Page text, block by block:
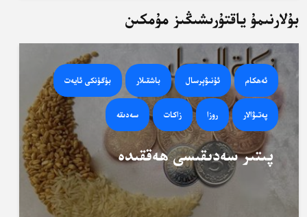
بۇلارنىمۇ ياقتۇرىشىڭىز مۇمكىن
ئەھكام ئۇنىۋېرسال باشقىلار بۈگۈنكى ئايەت
پەتىۋالار روزا زاكات سەدىقە
پىتىر سەدىقىسى ھەققىدە